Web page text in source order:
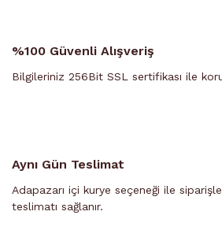
%100 Güvenli Alışveriş
Bilgileriniz 256Bit SSL sertifikası ile
Aynı Gün Teslimat
Adapazarı içi kurye seçeneği ile
teslimatı sağlanır.